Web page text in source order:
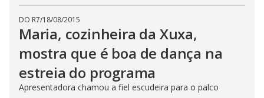
DO R7/18/08/2015
Maria, cozinheira da Xuxa,
mostra que é boa de dança na
estreia do programa
Apresentadora chamou a fiel escudeira para o palco